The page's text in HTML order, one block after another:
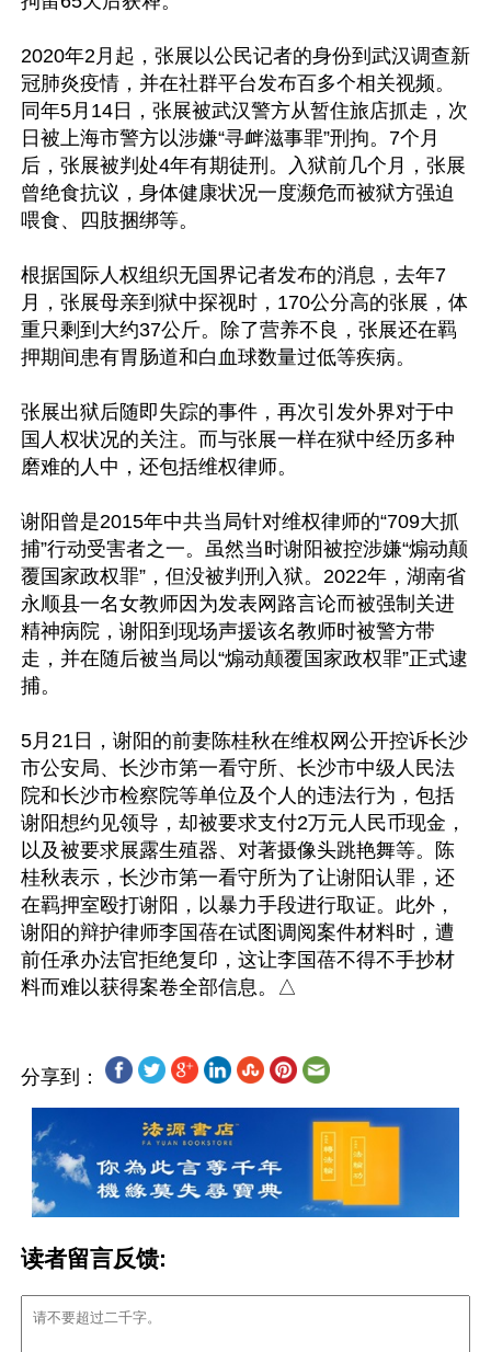
2020年2月起，张展以公民记者的身份到武汉调查新
冠肺炎疫情，并在社群平台发布百多个相关视频。
同年5月14日，张展被武汉警方从暂住旅店抓走，次
日被上海市警方以涉嫌“寻衅滋事罪”刑拘。7个月
后，张展被判处4年有期徒刑。入狱前几个月，张展
曾绝食抗议，身体健康状况一度濒危而被狱方强迫
喂食、四肢捆绑等。
根据国际人权组织无国界记者发布的消息，去年7
月，张展母亲到狱中探视时，170公分高的张展，体
重只剩到大约37公斤。除了营养不良，张展还在羁
押期间患有胃肠道和白血球数量过低等疾病。
张展出狱后随即失踪的事件，再次引发外界对于中
国人权状况的关注。而与张展一样在狱中经历多种
磨难的人中，还包括维权律师。
谢阳曾是2015年中共当局针对维权律师的“709大抓
捕”行动受害者之一。虽然当时谢阳被控涉嫌“煽动颠
覆国家政权罪”，但没被判刑入狱。2022年，湖南省
永顺县一名女教师因为发表网路言论而被强制关进
精神病院，谢阳到现场声援该名教师时被警方带
走，并在随后被当局以“煽动颠覆国家政权罪”正式逮
捕。
5月21日，谢阳的前妻陈桂秋在维权网公开控诉长沙
市公安局、长沙市第一看守所、长沙市中级人民法
院和长沙市检察院等单位及个人的违法行为，包括
谢阳想约见领导，却被要求支付2万元人民币现金，
以及被要求展露生殖器、对著摄像头跳艳舞等。陈
桂秋表示，长沙市第一看守所为了让谢阳认罪，还
在羁押室殴打谢阳，以暴力手段进行取证。此外，
谢阳的辩护律师李国蓓在试图调阅案件材料时，遭
前任承办法官拒绝复印，这让李国蓓不得不手抄材
分享到：
读者留言反馈: